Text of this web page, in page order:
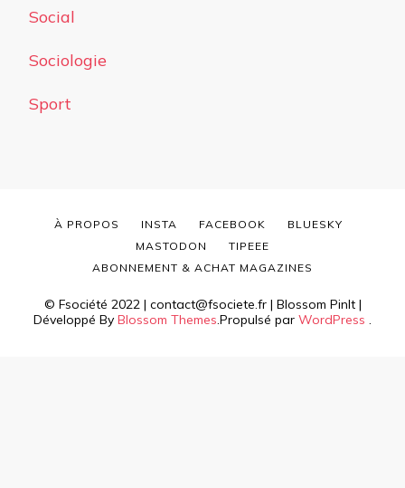
Social
Sociologie
Sport
© Fsociété 2022 | contact@fsociete.fr | Blossom PinIt |
Développé By Blossom Themes.Propulsé par WordPress .
À PROPOS INSTA FACEBOOK
BLUESKY
MASTODON
TIPEEE
ABONNEMENT & ACHAT MAGAZINES